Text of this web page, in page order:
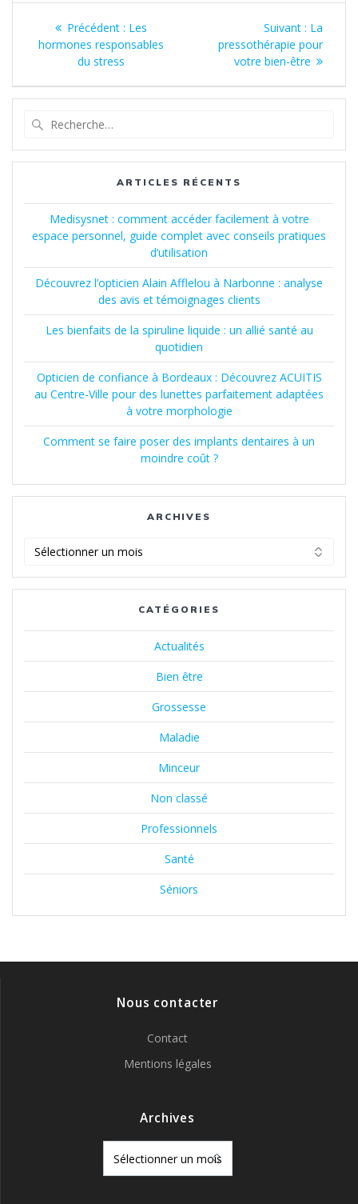
Navigation
de
l’article
Précédent : Article
précédent
Les
hormones responsables
du stress
Suivant : Article
suivant
:
La
pressothérapie pour
votre bien-être
:
ARTICLES RÉCENTS
Medisysnet : comment accéder facilement à votre
espace personnel, guide complet avec conseils pratiques
d’utilisation
Découvrez l’opticien Alain Afflelou à Narbonne : analyse
des avis et témoignages clients
Les bienfaits de la spiruline liquide : un allié santé au
quotidien
Opticien de confiance à Bordeaux : Découvrez ACUITIS
au Centre-Ville pour des lunettes parfaitement adaptées
à votre morphologie
Comment se faire poser des implants dentaires à un
moindre coût ?
ARCHIVES
CATÉGORIES
Actualités
Bien être
Grossesse
Maladie
Minceur
Non classé
Professionnels
Santé
Séniors
Nous contacter
Contact
Mentions légales
Archives